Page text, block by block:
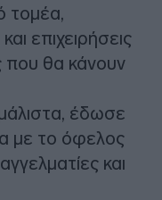
τομέα,
επιχειρήσεις
που θα κάνουν
έδωσε
με το όφελος
και